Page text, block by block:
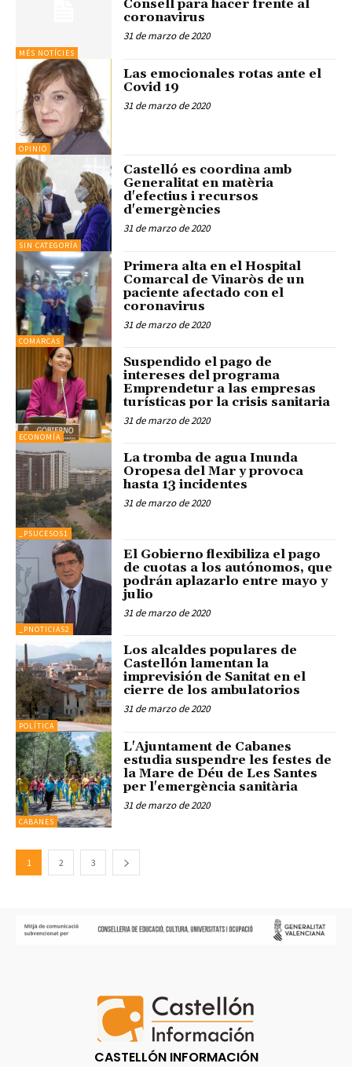
MÉS NOTÍCIES
Consell para hacer frente al
coronavirus
31 de marzo de 2020
OPINIÓ
Las emocionales rotas ante el
Covid 19
31 de marzo de 2020
SIN CATEGORÍA
Castelló es coordina amb
Generalitat en matèria
d'efectius i recursos
d'emergències
31 de marzo de 2020
COMARCAS
Primera alta en el Hospital
Comarcal de Vinaròs de un
paciente afectado con el
coronavirus
31 de marzo de 2020
ECONOMÍA
Suspendido el pago de
intereses del programa
Emprendetur a las empresas
turísticas por la crisis sanitaria
31 de marzo de 2020
_PSUCESOS1
La tromba de agua Inunda
Oropesa del Mar y provoca
hasta 13 incidentes
31 de marzo de 2020
_PNOTICIAS2
El Gobierno flexibiliza el pago
de cuotas a los autónomos, que
podrán aplazarlo entre mayo y
julio
31 de marzo de 2020
POLÍTICA
Los alcaldes populares de
Castellón lamentan la
imprevisión de Sanitat en el
cierre de los ambulatorios
31 de marzo de 2020
CABANES
L'Ajuntament de Cabanes
estudia suspendre les festes de
la Mare de Déu de Les Santes
per l'emergència sanitària
31 de marzo de 2020
1 2 3
CASTELLÓN INFORMACIÓN